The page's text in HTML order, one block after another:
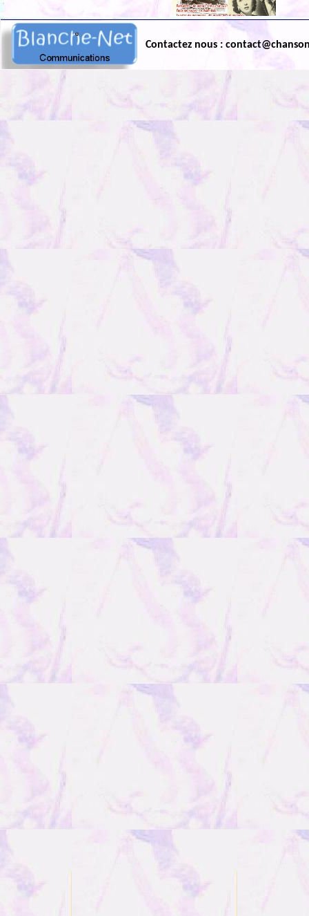
Contactez nous :